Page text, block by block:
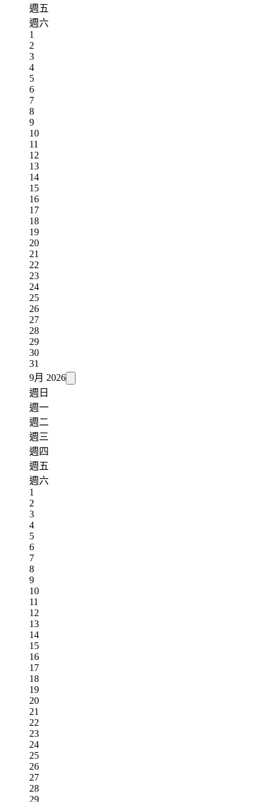
週五
週六
1
2
3
4
5
6
7
8
9
10
11
12
13
14
15
16
17
18
19
20
21
22
23
24
25
26
27
28
29
30
31
9月 2026
週日
週一
週二
週三
週四
週五
週六
1
2
3
4
5
6
7
8
9
10
11
12
13
14
15
16
17
18
19
20
21
22
23
24
25
26
27
28
29